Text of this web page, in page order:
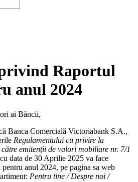
Raportul
anul 2024
ai Băncii,
Banca Comercială Victoriabank S.A.,
Regulamentului cu privire la
emitenții de valori mobiliare nr. 7/1
data de 30 Aprilie 2025 va face
anul 2024, pe pagina sa web
Pentru tine / Despre noi /